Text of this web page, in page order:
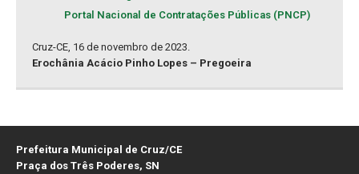
Portal Nacional de Contratações Públicas (PNCP)
Cruz-CE, 16 de novembro de 2023.
Erochânia Acácio Pinho Lopes – Pregoeira
Prefeitura Municipal de Cruz/CE
Praça dos Três Poderes, SN